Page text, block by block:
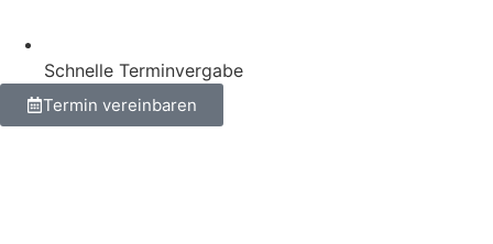
Schnelle Terminvergabe
Termin vereinbaren